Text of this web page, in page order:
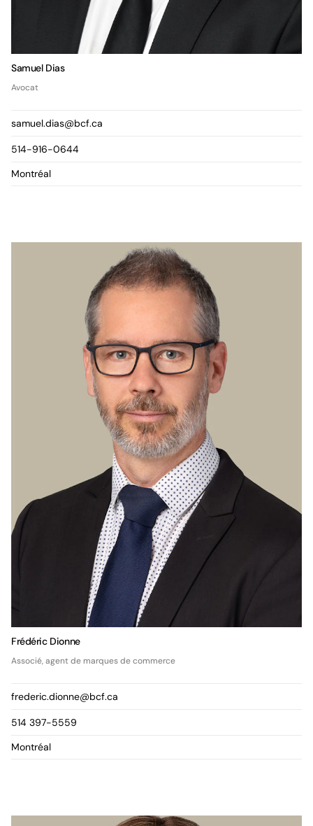
Samuel Dias
Avocat
samuel.dias@bcf.ca
514-916-0644
Montréal
Frédéric Dionne
Associé, agent de marques de commerce
frederic.dionne@bcf.ca
514 397-5559
Montréal